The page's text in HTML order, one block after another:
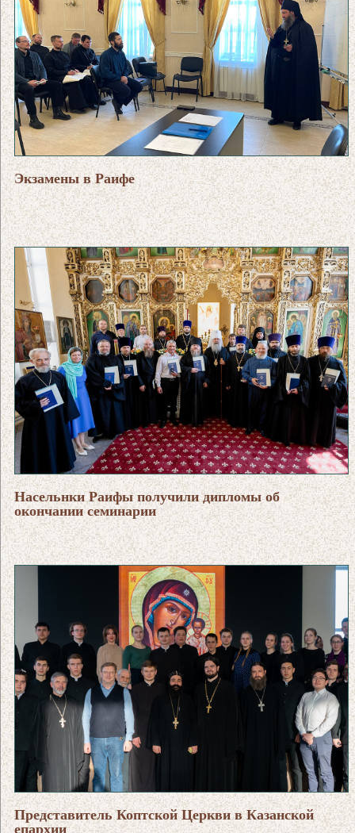
Экзамены в Раифе
Насельнки Раифы получили дипломы об
окончании семинарии
Представитель Коптской Церкви в Казанской
епархии